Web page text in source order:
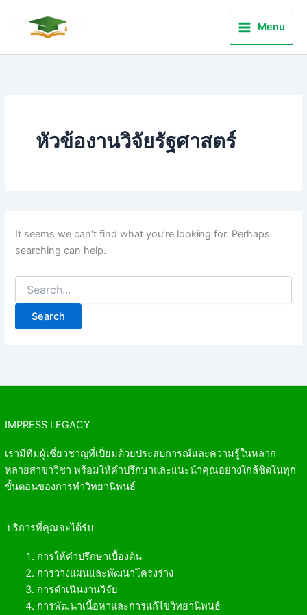
Menu
หัวข้องานวิจัยรัฐศาสตร์
It seems we can’t find what you’re looking for. Perhaps
searching can help.
for:
IMPRESS LEGACY
เรามีทีมผู้เชี่ยวชาญที่เปี่ยมด้วยประสบการณ์และความรู้ในหลาก
หลายสาขาวิชา พร้อมให้คำปรึกษาและแนะนำคุณอย่างใกล้ชิดในทุก
ขั้นตอนของการทำวิทยานิพนธ์
บริการที่คุณจะได้รับ
การให้คำปรึกษาเบื้องต้น
การวางแผนและพัฒนาโครงร่าง
การดำเนินงานวิจัย
การพัฒนาเนื้อหาและการแก้ไขวิทยานิพนธ์